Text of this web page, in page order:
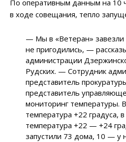
По оперативным данным на 10
в ходе совещания, тепло
— Мы в «Ветеран»
не пригодились, —
администрации
Рудских. — Сотрудник
представитель
представитель
мониторинг температуры.
температура +22 градуса,
температура +22 — +24
запустили 73 дома, 10 — у